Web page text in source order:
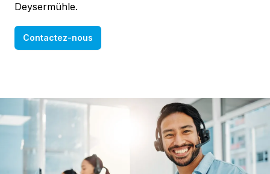
Deysermühle.
Contactez-nous